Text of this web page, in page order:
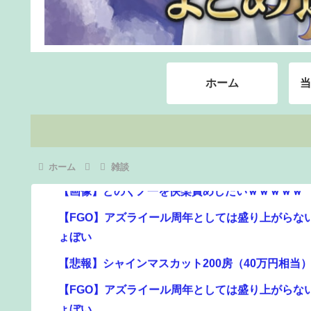
ホーム
ホーム 雑談
【FGO】アズライール周年としては盛り上がら
ょぼい
【悲報】シャインマスカット200房（40万円相
【FGO】アズライール周年としては盛り上がら
ょぼい